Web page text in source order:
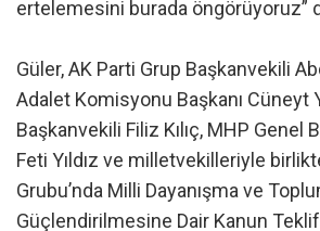
ertelemesini burada öngörüyoruz”
Güler, AK Parti Grup Başkanvekili
Adalet Komisyonu Başkanı Cüneyt
Başkanvekili Filiz Kılıç, MHP Genel
Feti Yıldız ve milletvekilleriyle
Grubu’nda Milli Dayanışma ve
Güçlendirilmesine Dair Kanun